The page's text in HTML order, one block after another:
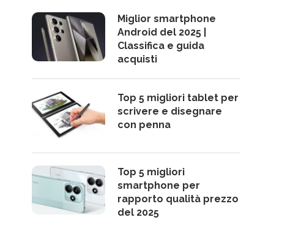
Miglior smartphone
Android del 2025 |
Classifica e guida
acquisti
Top 5 migliori tablet per
scrivere e disegnare
con penna
Top 5 migliori
smartphone per
rapporto qualità prezzo
del 2025